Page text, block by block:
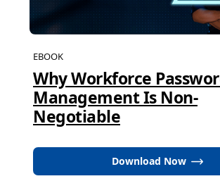
EBOOK
Why Workforce
Management Is Non-
Negotiable
Download Now